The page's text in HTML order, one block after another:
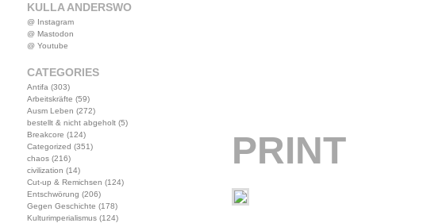
KULLA ANDERSWO
@ Instagram
@ Mastodon
@ Youtube
CATEGORIES
Antifa (303)
Arbeitskräfte (59)
Ausm Leben (272)
bestellt & nicht abgeholt(5)
Breakcore (124)
Categorized (351)
chaos(216)
civilization (14)
Cut-up & Remichsen (124)
Entschwörung (206)
Gegen Geschichte (178)
Kulturimperialismus(124)
PRINT